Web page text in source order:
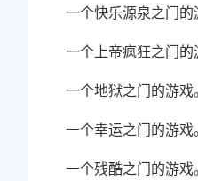
一个快乐源泉之门的
一个上帝疯狂之门的
一个地狱之门的游戏。
一个幸运之门的游戏。
一个残酷之门的游戏。